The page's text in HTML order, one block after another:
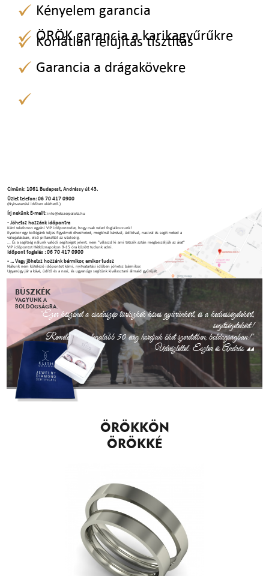
Kényelem garancia
Korlátlan felújítás tisztítás
ÖRÖK garancia a karikagyűrűkre
Garancia a drágakövekre
Címünk: 1061 Budapest, Andrássy út 43.
Üzlet telefon: 06 70 417 0900
(Nyitvatartási időben elérhető.)
Írj nekünk E-mailt:info@ekszerpalota.hu
- Jöhetsz hozzánk időpontra
Kérd telefonon egyéni VIP időpontodat, hogy csak veled foglalkozzunk!
Ilyenkor egy kollégánk teljes figyelmét élvezheted, megkínál kávéval, üdítőval, nasival és segít neked a
válogatásban, első pillanattól az utolsóig.
... És a segítség nálunk valódi segítséget jelent, nem "válaszd ki ami tetszik aztán megbeszéljük az árat"
VIP időpontot Hétköznapokon 9-15 óra között tudunk adni.
Időpont foglalás : 06 70 417 0900
- ... Vagy jöhetsz hozzánk bármikor, amikor tudsz
Nálunk nem kötelező időpontot kérni, nyitvatartási időben jöhetsz bármikor.
Ugyanúgy jár a kávé, üdítő és a nasi, és ugyanúgy segítünk kiválasztani álmaid gyűrűjét.
BÜSZKÉK
VAGYUNK A
BOLDOGSÁGRA.
"Ezer köszönet a csodaszép türkizkék köves gyűrűnkért, és a kedvességetekért,
segítségetekért!
Remélem, még legalább 50 évig hordjuk őket szeretetben, boldogságban!"
Üdvözlettel: Eszter és András
ÖRÖKKÖN
ÖRÖKKÉ